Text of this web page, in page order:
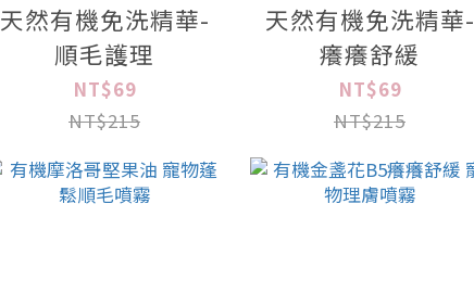
天然有機免洗精華-
順毛護理
NT$69
NT$215
天然有機免洗精華-
癢癢舒緩
NT$69
NT$215